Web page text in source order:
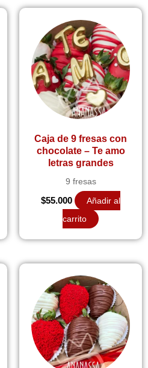
Caja de 9 fresas con
chocolate – Te amo
letras grandes
9 fresas
$55.000
Añadir al
carrito